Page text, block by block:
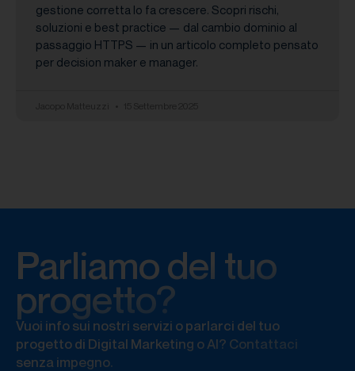
gestione corretta lo fa crescere. Scopri rischi,
soluzioni e best practice — dal cambio dominio al
passaggio HTTPS — in un articolo completo pensato
per decision maker e manager.
Parliamo del tuo
progetto?
Vuoi info sui nostri servizi o parlarci del tuo
progetto di Digital Marketing o AI? Contattaci
senza impegno.